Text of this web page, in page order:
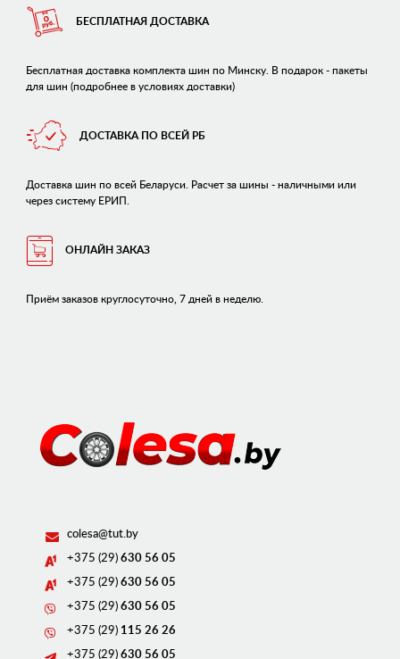
БЕСПЛАТНАЯ ДОСТАВКА
Бесплатная доставка комплекта шин по Минску. В подарок - пакеты
для шин (подробнее в условиях доставки)
ДОСТАВКА ПО ВСЕЙ РБ
Доставка шин по всей Беларуси. Расчет за шины - наличными или
через систему ЕРИП.
ОНЛАЙН ЗАКАЗ
Приём заказов круглосуточно, 7 дней в неделю.
colesa@tut.by
+375 (29) 630 56 05
+375 (29) 630 56 05
+375 (29) 630 56 05
+375 (29) 115 26 26
+375 (29) 630 56 05